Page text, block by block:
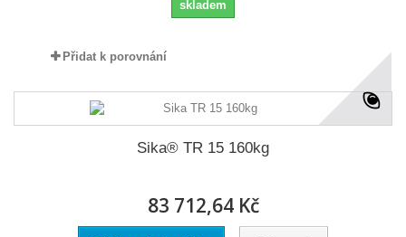
skladem
Přidat k porovnání
Sika® TR 15 160kg
83 712,64 Kč